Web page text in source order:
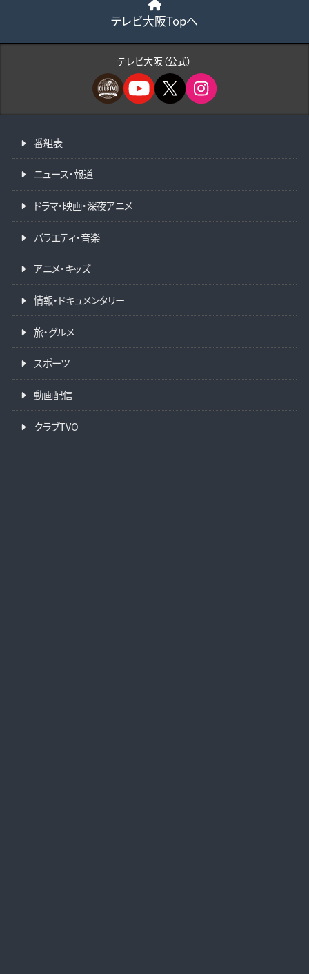
テレビ大阪Topへ
テレビ大阪（公式）
番組表
ニュース・報道
ドラマ・映画・深夜アニメ
バラエティ・音楽
アニメ・キッズ
情報・ドキュメンタリー
旅・グルメ
スポーツ
動画配信
クラブTVO